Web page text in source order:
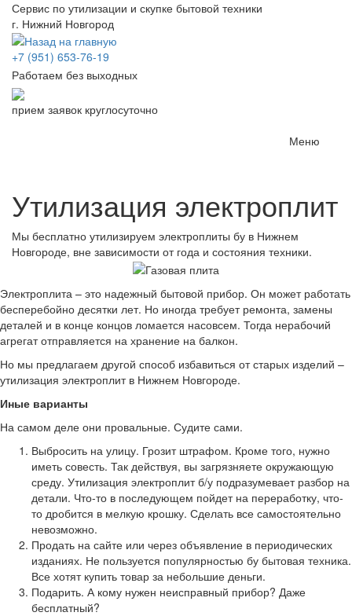
Сервис по утилизации и скупке бытовой техники
г. Нижний Новгород
+7 (951) 653-76-19
Работаем без выходных
прием заявок круглосуточно
Меню
Утилизация электроплит
Мы бесплатно утилизируем электроплиты бу в Нижнем
Новгороде, вне зависимости от года и состояния техники.
Электроплита – это надежный бытовой прибор. Он может работать
бесперебойно десятки лет. Но иногда требует ремонта, замены
деталей и в конце концов ломается насовсем. Тогда нерабочий
агрегат отправляется на хранение на балкон.
Но мы предлагаем другой способ избавиться от старых изделий –
утилизация электроплит в Нижнем Новгороде.
Иные варианты
На самом деле они провальные. Судите сами.
Выбросить на улицу. Грозит штрафом. Кроме того, нужно
иметь совесть. Так действуя, вы загрязняете окружающую
среду. Утилизация электроплит б/у подразумевает разбор на
детали. Что-то в последующем пойдет на переработку, что-
то дробится в мелкую крошку. Сделать все самостоятельно
невозможно.
Продать на сайте или через объявление в периодических
изданиях. Не пользуется популярностью бу бытовая техника.
Все хотят купить товар за небольшие деньги.
Подарить. А кому нужен неисправный прибор? Даже
бесплатный?